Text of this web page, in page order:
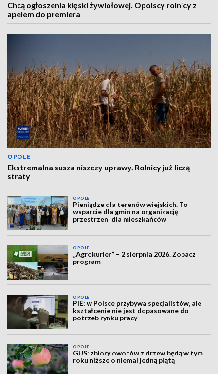
Chcą ogłoszenia klęski żywiołowej. Opolscy rolnicy z
apelem do premiera
OPOLE
Ekstremalna susza niszczy uprawy. Rolnicy już liczą
straty
OPOLE
Pieniądze dla terenów wiejskich. To
wsparcie dla gmin na organizację
przestrzeni dla mieszkańców
OPOLE
„Agrokurier” – 2 sierpnia 2026. Zobacz
program
OPOLE
PIE: w Polsce przybywa specjalistów, ale
kształcenie nie jest dopasowane do
potrzeb rynku pracy
OPOLE
GUS: zbiory owoców z drzew będą w tym
roku niższe o niemal jedną piątą